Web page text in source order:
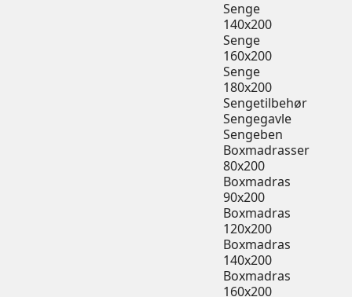
Senge
140x200
Senge
160x200
Senge
180x200
Sengetilbehør
Sengegavle
Sengeben
Boxmadrasser
80x200
Boxmadras
90x200
Boxmadras
120x200
Boxmadras
140x200
Boxmadras
160x200